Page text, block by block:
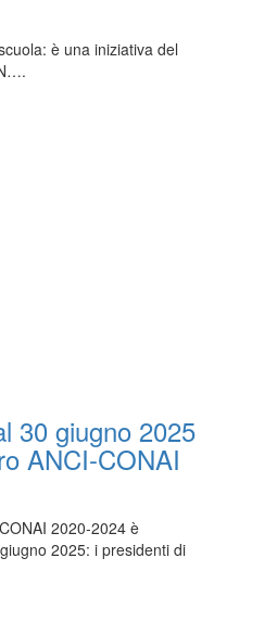
è una iniziativa del
30 giugno 2025
ANCI-CONAI
2020-2024 è
2025: i presidenti di